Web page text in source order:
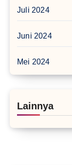
Juli 2024
Juni 2024
Mei 2024
Lainnya